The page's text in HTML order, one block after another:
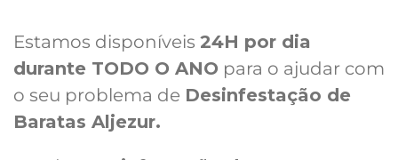
Estamos disponíveis 24H por dia
durante TODO O ANO para o ajudar com
o seu problema de Desinfestação de
Baratas Aljezur.